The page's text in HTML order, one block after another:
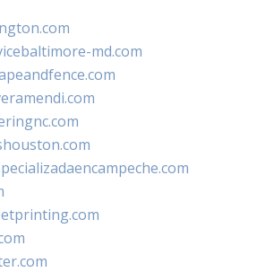
md.com